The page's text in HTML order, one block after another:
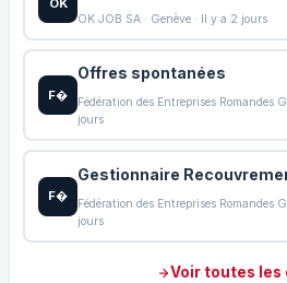
OK JOB SA · Genève · Il y a 2 jours
F�
Offres spontanées
Fédération des Entreprises Romandes
jours
F�
Gestionnaire
Fédération des Entreprises Romandes
jours
Voir toutes les